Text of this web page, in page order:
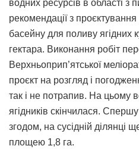
водних ресурсів в області з
рекомендації з
басейну для поливу ягідних
гектара. Виконання робіт
Верхньоприп’ятської
проєкт на розгляд і
так і не потрапив. На цьому
ягідників скінчилася.
згодом, на сусідній ділянці
площею 1,8 га.